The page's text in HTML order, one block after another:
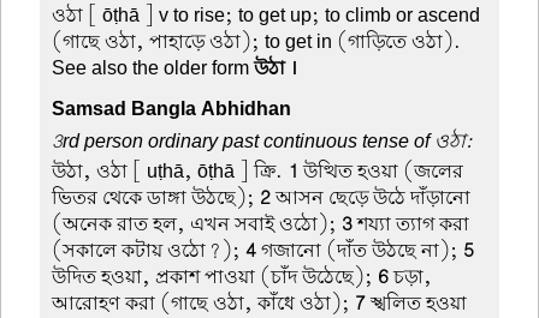
ওঠা [ ōṭhā ] v to rise; to get up; to climb or ascend
(গাছে ওঠা, পাহাড়ে ওঠা); to get in (গাড়িতে ওঠা).
See also the older formউঠা ।
Samsad Bangla Abhidhan
3rd person ordinary past continuous tense of ওঠা:
উঠা, ওঠা [ uṭhā, ōṭhā ] ক্রি. 1 উত্থিত হওয়া (জলের
ভিতর থেকে ডাঙ্গা উঠছে); 2আসন ছেড়ে উঠে দাঁড়ানো
(অনেক রাত হল, এখন সবাই ওঠো); 3শয্যা ত্যাগ করা
(সকালে কটায় ওঠো?);4গজানো (দাঁত উঠছে না); 5
উদিত হওয়া, প্রকাশ পাওয়া (চাঁদ উঠেছে); 6চড়া,
আরোহণ করা (গাছে ওঠা, কাঁধে ওঠা); 7স্খলিত হওয়া